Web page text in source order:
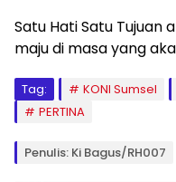
Satu Hati Satu Tujuan
maju di masa yang
Tag: KONI Sumsel
PERTINA
Penulis: Ki Bagus/RH007